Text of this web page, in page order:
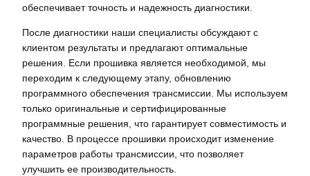
обеспечивает точность и надежность диагностики.
После диагностики наши специалисты обсуждают с
клиентом результаты и предлагают оптимальные
решения. Если прошивка является необходимой, мы
переходим к следующему этапу, обновлению
программного обеспечения трансмиссии. Мы используем
только оригинальные и сертифицированные
программные решения, что гарантирует совместимость и
качество. В процессе прошивки происходит изменение
параметров работы трансмиссии, что позволяет
улучшить ее производительность.